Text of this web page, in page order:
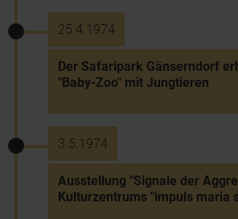
25.4.1974
Der Safaripark Gänserndorf
"Baby-Zoo" mit Jungtieren
3.5.1974
Ausstellung "Signale der
Kulturzentrums "impuls maria